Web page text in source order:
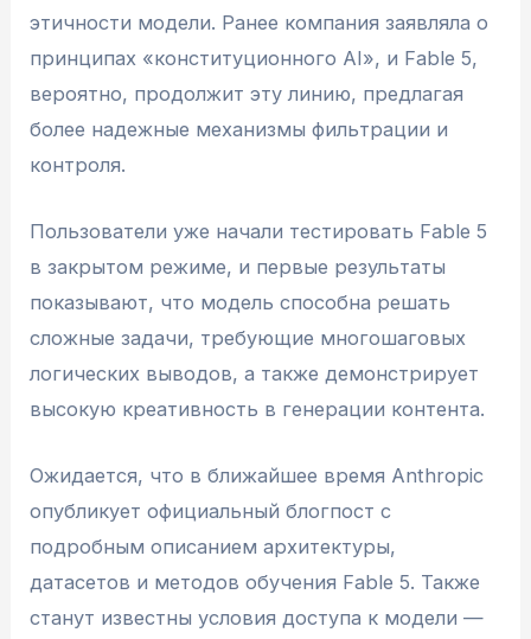
этичности модели. Ранее компания заявляла о
принципах «конституционного AI», и Fable 5,
вероятно, продолжит эту линию, предлагая
более надежные механизмы фильтрации и
контроля.
Пользователи уже начали тестировать Fable 5
в закрытом режиме, и первые результаты
показывают, что модель способна решать
сложные задачи, требующие многошаговых
логических выводов, а также демонстрирует
высокую креативность в генерации контента.
Ожидается, что в ближайшее время Anthropic
опубликует официальный блогпост с
подробным описанием архитектуры,
датасетов и методов обучения Fable 5. Также
станут известны условия доступа к модели —